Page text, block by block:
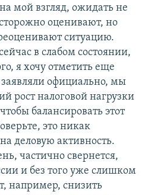
мой взгляд, ожидать не
оценивают, но
ситуацию.
в слабом состоянии,
я хочу отметить еще
официально, мы
рост налоговой нагрузки
балансировать этот
это никак
деловую активность.
частично свернется,
и без того уже слишком
например, снизить